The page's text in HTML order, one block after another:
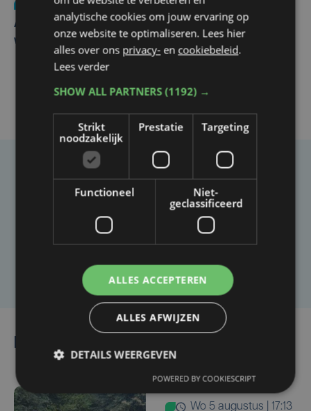
Nieuws
do 30 juli | 12:57
Autobestuurster rijdt na foutief manoeuvre tegen
winkelgevel in Ieper
Taalfout opgemerkt?
Heb je een taal- of schrijffout opgemerkt in dit
Laat het ons weten
Lees ook
wo 5 augustus | 17:13
analytische cookies om jouw ervaring op
onze website te optimaliseren. Lees hier
alles over ons privacy- en cookiebeleid.
Lees verder
SHOW ALL PARTNERS(1192) →
Strikt
noodzakelijk
Prestatie Targeting
Functioneel
Niet-
geclassificeerd
ALLES ACCEPTEREN
ALLES AFWIJZEN
DETAILS WEERGEVEN
POWERED BY COOKIESCRIPT